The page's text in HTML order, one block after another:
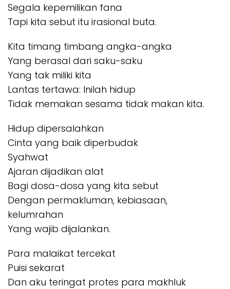
Segala kepemilikan fana
Tapi kita sebut itu irasional buta.
Kita timang timbang angka-angka
Yang berasal dari saku-saku
Yang tak miliki kita
Lantas tertawa: Inilah hidup
Tidak memakan sesama tidak makan kita.
Hidup dipersalahkan
Cinta yang baik diperbudak
Syahwat
Ajaran dijadikan alat
Bagi dosa-dosa yang kita sebut
Dengan permakluman, kebiasaan,
kelumrahan
Yang wajib dijalankan.
Para malaikat tercekat
Puisi sekarat
Dan aku teringat protes para makhluk